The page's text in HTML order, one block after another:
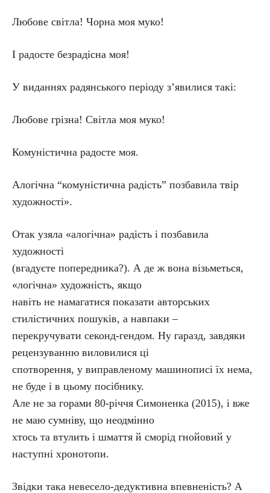
Любове світла! Чорна моя муко!
І радосте безрадісна моя!
У виданнях радянського періоду з’явилися такі:
Любове грізна! Світла моя муко!
Комуністична радосте моя.
Алогічна “комуністична радість” позбавила твір
художності».
Отак узяла «алогічна» радість і позбавила
художності
(вгадуєте попередника?). А де ж вона візьметься,
«логічна» художність, якщо
навіть не намагатися показати авторських
стилістичних пошуків, а навпаки –
перекручувати секонд-гендом. Ну гаразд, завдяки
рецензуванню виловилися ці
спотворення, у виправленому машинописі їх нема,
не буде і в цьому посібнику.
Але не за горами 80-річчя Симоненка (2015), і вже
не маю сумніву, що неодмінно
хтось та втулить і шмаття й сморід гнойовий у
наступні хронотопи.
Звідки така невесело-дедуктивна впевненість? А